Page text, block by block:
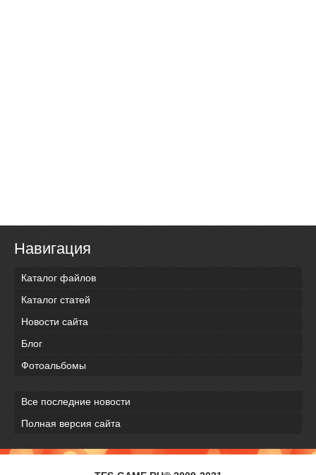
Навигация
Каталог файлов
Каталог статей
Новости сайта
Блог
Фотоальбомы
Все последние новости
Полная версия сайта